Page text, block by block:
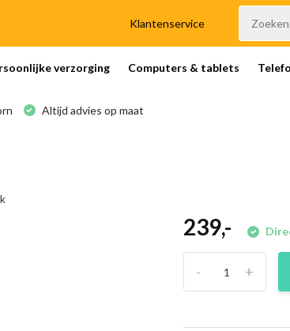
Klantenservice
verzorging Computers & tablets
Altijd advies op maat
239,-
+
-